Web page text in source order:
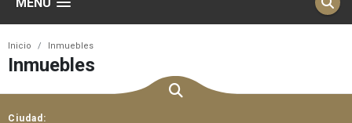
Inicio Inmuebles
Inmuebles
Ciudad: